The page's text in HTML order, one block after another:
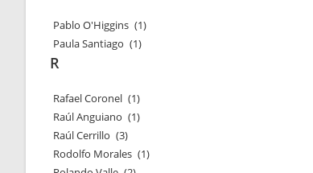
Pablo O'Higgins (1)
Paula Santiago (1)
R
Rafael Coronel (1)
Raúl Anguiano (1)
Raúl Cerrillo (3)
Rodolfo Morales (1)